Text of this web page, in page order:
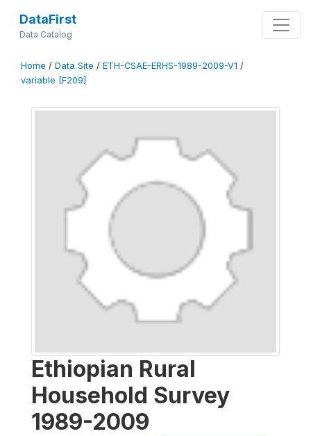
DataFirst
Data Catalog
Home / Data Site / ETH-CSAE-ERHS-1989-2009-V1 /
variable [F209]
Ethiopian Rural
Household Survey
1989-2009